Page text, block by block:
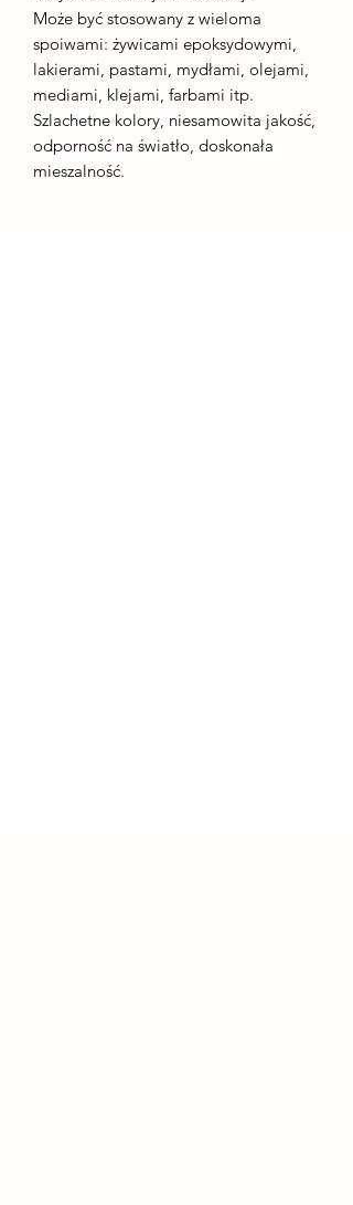
Może być stosowany z wieloma
spoiwami: żywicami epoksydowymi,
lakierami, pastami, mydłami, olejami,
mediami, klejami, farbami itp.
Szlachetne kolory, niesamowita jakość,
odporność na światło, doskonała
mieszalność.